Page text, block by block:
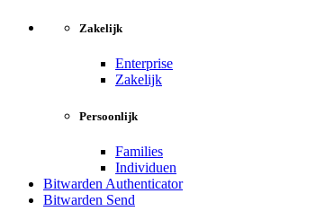
Zakelijk
Enterprise
Zakelijk
Persoonlijk
Families
Individuen
Bitwarden Authenticator
Bitwarden Send